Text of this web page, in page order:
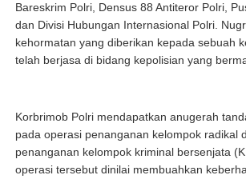
Bareskrim Polri, Densus 88 Antiteror Polri,
dan Divisi Hubungan Internasional Polri.
kehormatan yang diberikan kepada sebuah
telah berjasa di bidang kepolisian yang
Korbrimob Polri mendapatkan anugerah
pada operasi penanganan kelompok radikal
penanganan kelompok kriminal bersenjata
operasi tersebut dinilai membuahkan